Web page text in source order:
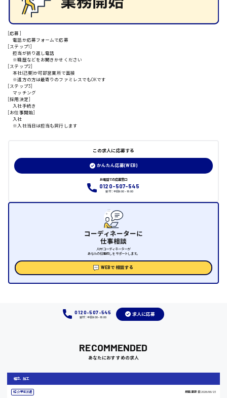
その他の専門職
施設管理・整備
施工管理
自動車整備士
配送・ドライバー
安芸高田市
山県郡
安芸太田町
福岡県
日給9000円～
日給10000円以上
[応募]
電話か応募フォームで応募
[ステップ1]
担当が折り返し電話
※職歴などをお聞きかせください
[ステップ2]
本社(己斐)か可部営業所で面接
※遠方の方は最寄りのファミレスでもOKです
[ステップ3]
マッチング
[採用決定]
入社手続き
[お仕事開始]
入社
※入社当日は担当も同行します
この求人に応募する
かんたん応募(WEB)
お電話での応募窓口
0120-507-545
受付：平日9:00 - 18:00
コーディネーターに
仕事相談
人材コーディネーターが
あなたの仕事探しをサポートします。
WEBで相談する
0120-507-545
受付：平日9:00 - 18:00
求人に応募
RECOMMENDED
あなたにおすすめの求人
組立、加工
紹介予定派遣 掲載更新日 2026/06/23